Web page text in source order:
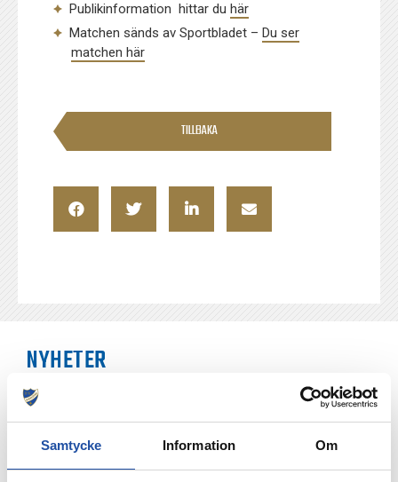
Samtycke Information Om
Publikinformation hittar duhär
Matchen sänds av Sportbladet –Du ser
matchen här
TILLBAKA
NYHETER